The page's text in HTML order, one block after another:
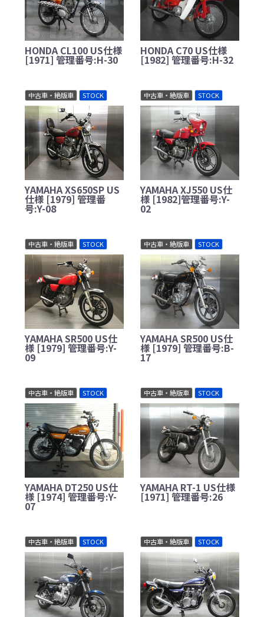
HONDA CL100 US仕様
[1971] 管理番号:H-30
HONDA C70 US仕様
[1982] 管理番号:H-32
中古車・絶版車 STOCK
YAMAHA XS650SP US
仕様 [1979] 管理番
号:Y-08
中古車・絶版車 STOCK
YAMAHA XJ550 US仕
様 [1982]管理番号:Y-
02
中古車・絶版車 STOCK
YAMAHA SR500 US仕
様 [1979] 管理番号:Y-
09
中古車・絶版車 STOCK
YAMAHA SR500 US仕
様 [1979] 管理番号:B-
17
中古車・絶版車 STOCK
YAMAHA DT250 US仕
様 [1974] 管理番号:Y-
07
中古車・絶版車 STOCK
YAMAHA RT-1 US仕様
[1971] 管理番号:26
中古車・絶版車 STOCK 中古車・絶版車 STOCK